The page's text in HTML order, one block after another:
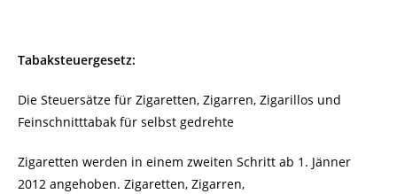
Tabaksteuergesetz:
Die Steuersätze für Zigaretten, Zigarren, Zigarillos und
Feinschnitttabak für selbst gedrehte
Zigaretten werden in einem zweiten Schritt ab 1. Jänner
2012 angehoben. Zigaretten, Zigarren,